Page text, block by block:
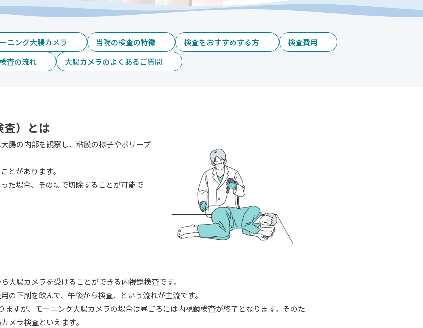
ニング大腸カメラ 当院の検査の特徴 検査をおすすめする方
検査費用
査の流れ
大腸カメラのよくあるご質問
）とは
腸の内部を観察し、粘膜の様子やポリープ
とがあります。
た場合、その場で切除することが可能で
大腸カメラを受けることができる内視鏡検査です。
の下剤を飲んで、午後から検査、という流れが主流です。
ますが、モーニング大腸カメラの場合は昼ごろには内視鏡検査が終了となります。そのた
メラ検査といえます。